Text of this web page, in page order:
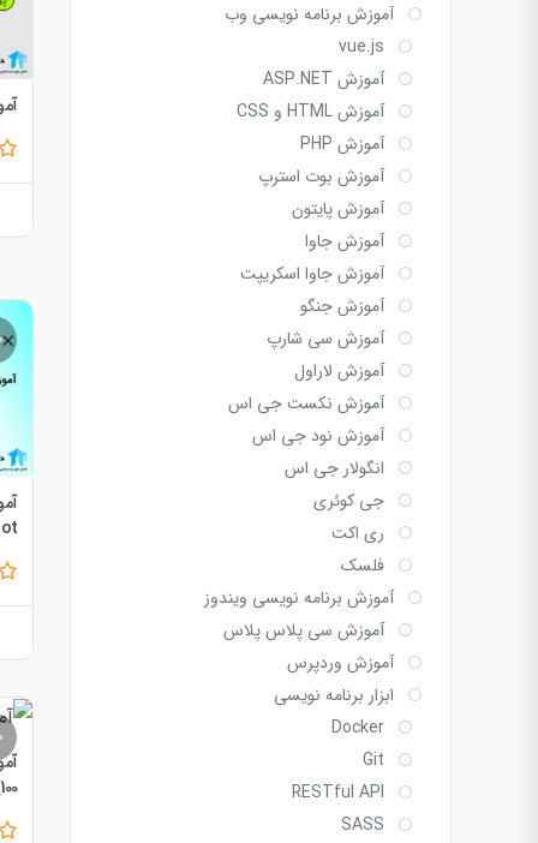
100)
آموزش برنامه نویسی وب
vue.js
آموزش ASP.NET
آموزش HTML و CSS
آموزش PHP
آموزش بوت استرپ
آموزش پایتون
آموزش جاوا
آموزش جاوا اسکریپت
آموزش جنگو
آموزش سی شارپ
آموزش لاراول
آموزش نکست جی اس
آموزش نود جی اس
انگولار جی اس
جی کوئری
ری اکت
فلسک
آموزش برنامه نویسی ویندوز
آموزش سی پلاس پلاس
آموزش وردپرس
ابزار برنامه نویسی
Docker
Git
RESTful API
SASS